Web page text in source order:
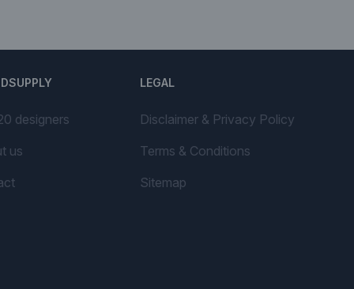
designers
us
LEGAL
Disclaimer & Privacy Policy
Terms & Conditions
Sitemap